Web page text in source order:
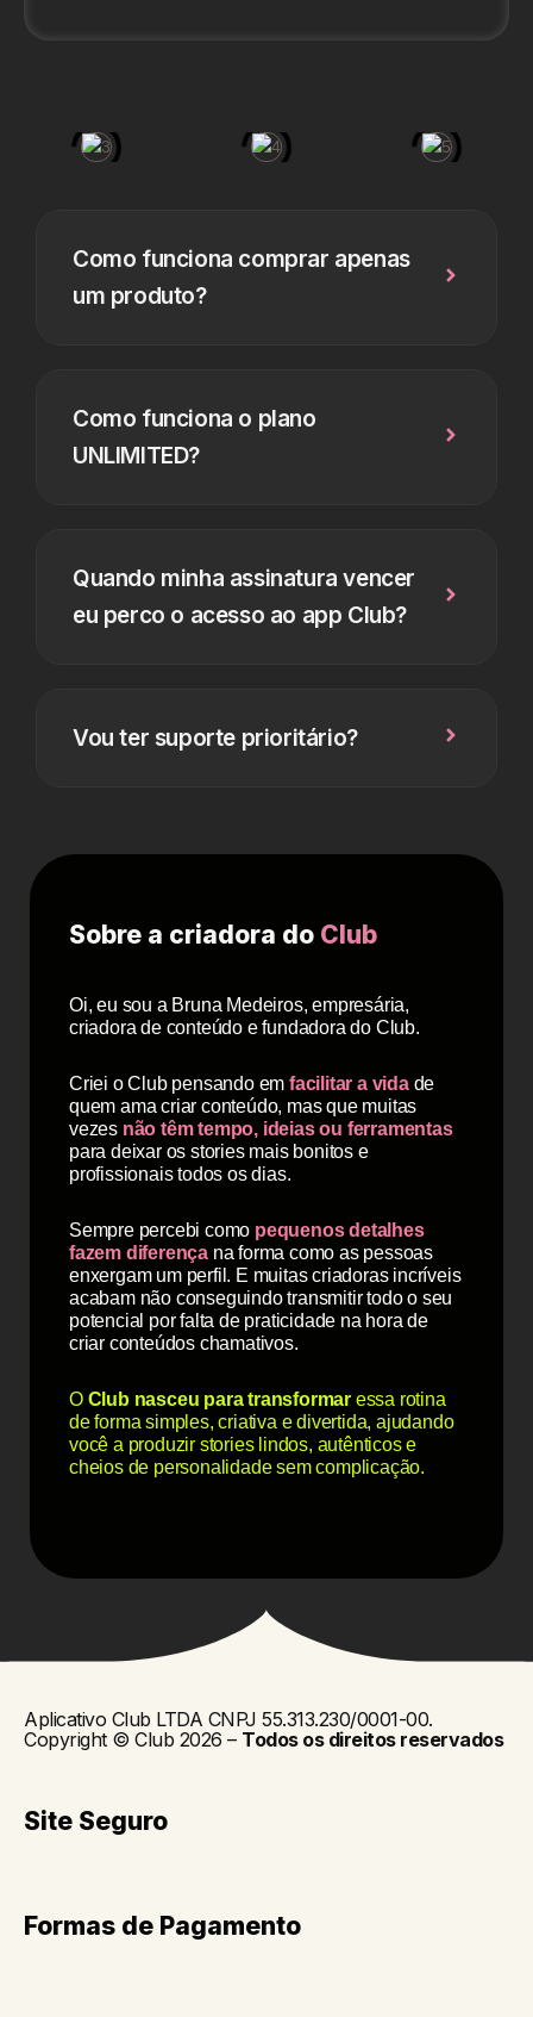
Como funciona comprar apenas
um produto?
Como funciona o plano
UNLIMITED?
Quando minha assinatura vencer
eu perco o acesso ao app Club?
Vou ter suporte prioritário?
Sobre a criadora do Club
Oi, eu sou a Bruna Medeiros, empresária,
criadora de conteúdo e fundadora do Club.
Criei o Club pensando em facilitar a vidade
quem ama criar conteúdo, mas que muitas
vezes não têm tempo, ideias ou ferramentas
para deixar os stories mais bonitos e
profissionais todos os dias.
Sempre percebi como pequenos detalhes
fazem diferença na forma como as pessoas
enxergam um perfil. E muitas criadoras incríveis
acabam não conseguindo transmitir todo o seu
potencial por falta de praticidade na hora de
criar conteúdos chamativos.
O Club nasceu para transformar essa rotina
de forma simples, criativa e divertida, ajudando
você a produzir stories lindos, autênticos e
cheios de personalidade sem complicação.
Aplicativo Club LTDA CNPJ 55.313.230/0001-00.
Copyright © Club 2026 – Todos os direitos reservados
Site Seguro
Formas de Pagamento